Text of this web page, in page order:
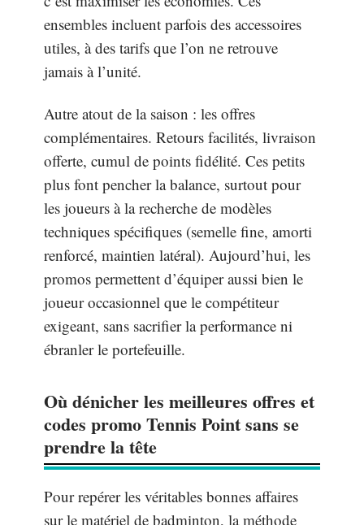
ensembles incluent parfois des accessoires
utiles, à des tarifs que l’on ne retrouve
jamais à l’unité.
Autre atout de la saison : les offres
complémentaires. Retours facilités, livraison
offerte, cumul de points fidélité. Ces petits
plus font pencher la balance, surtout pour
les joueurs à la recherche de modèles
techniques spécifiques (semelle fine, amorti
renforcé, maintien latéral). Aujourd’hui, les
promos permettent d’équiper aussi bien le
joueur occasionnel que le compétiteur
exigeant, sans sacrifier la performance ni
ébranler le portefeuille.
Où dénicher les meilleures offres et
codes promo Tennis Point sans se
prendre la tête
Pour repérer les véritables bonnes affaires
sur le matériel de badminton, la méthode